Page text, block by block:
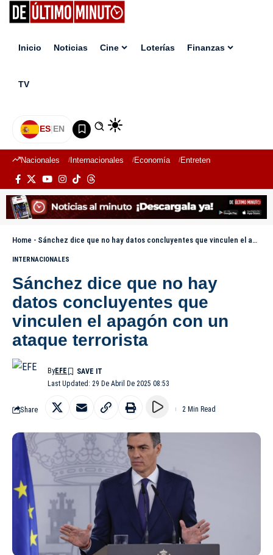
Inicio Noticias Cine Loterías Finanzas
TV
ES|EN
Nacionales Internacionales Economía Entretenimiento
Home - Sánchez dice que no hay datos concluyentes que vinculen el apagón con un ataque terrorista
INTERNACIONALES
Sánchez dice que no hay
datos concluyentes que
vinculen el apagón con un
ataque terrorista
Last Updated: 29 De Abril De 2025 08:53
ByEFE
Share 2 Min Read